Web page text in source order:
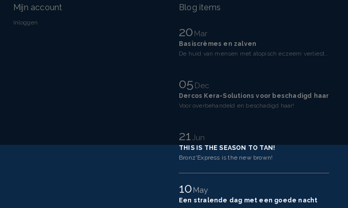
Mijn account
Inloggen
Blog items
20Mar
Basiscrèmes en zalven
De huid van mensen met atopisch eczeem verliest makkelijker vocht dan een gezonde huid. Dit komt doo
05Dec
Dercos Kera-Solutions voor beschadigd haar
Voor overbehandeld en beschadigd haar!
21Jun
THIS IS THE SEASON TO TAN!
Bronz'Express is the new brown!
10May
Een stralende dag met een goede nacht